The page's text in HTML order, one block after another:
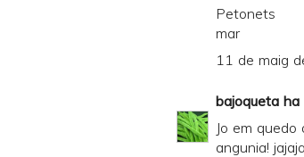
Petonets
mar
11 de maig
bajoqueta ha
Jo em
angunia! jajaja